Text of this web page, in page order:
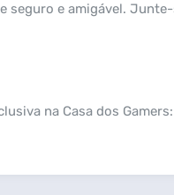
seguro e amigável.
na Casa dos Gamers: